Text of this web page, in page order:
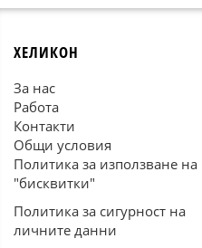
ХЕЛИКОН
За нас
Работа
Контакти
Общи условия
Политика за използване на
"бисквитки"
Политика за сигурност на
личните данни